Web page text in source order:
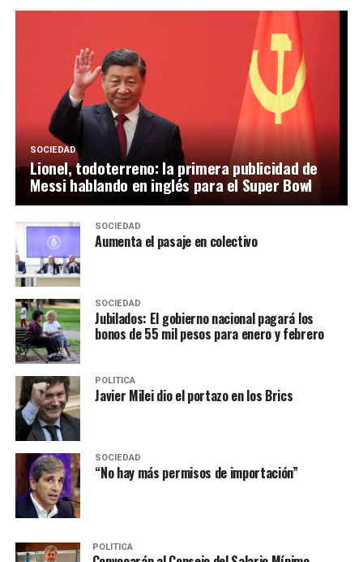
SOCIEDAD
Lionel, todoterreno: la primera publicidad de
Messi hablando en inglés para el Super Bowl
SOCIEDAD
Aumenta el pasaje en colectivo
SOCIEDAD
Jubilados: El gobierno nacional pagará los
bonos de 55 mil pesos para enero y febrero
POLITICA
Javier Milei dio el portazo en los Brics
SOCIEDAD
“No hay más permisos de importación”
POLITICA